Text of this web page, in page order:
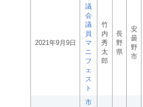
2021年9月9日
議
会
議
員
マ
ニ
フ
ェ
ス
ト
竹
内
秀
太
郎
長
野
県
安
曇
野
市
市